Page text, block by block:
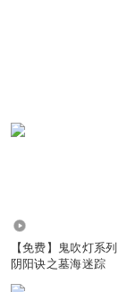
【免费】鬼吹灯系列
阴阳诀之墓海迷踪